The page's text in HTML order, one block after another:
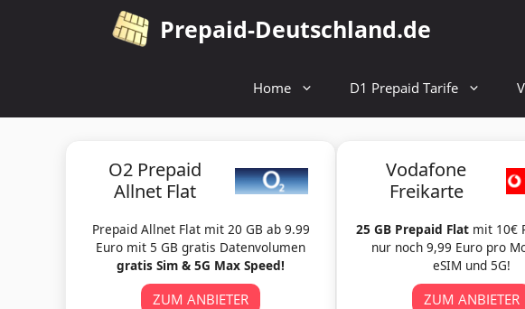
Prepaid-Deutschland.de
Home D1 Prepaid Tarife
O2 Prepaid
Allnet Flat
Prepaid Allnet Flat mit 20 GB ab 9.99
Euro mit 5 GB gratis Datenvolumen
gratis Sim & 5G Max Speed!
ZUM ANBIETER
Vodafone
Freikarte
25 GB Prepaid Flatmit 10€
nur noch 9,99 Euro pro
eSIM und 5G!
ZUM ANBIETER